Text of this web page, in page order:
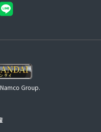
Group.